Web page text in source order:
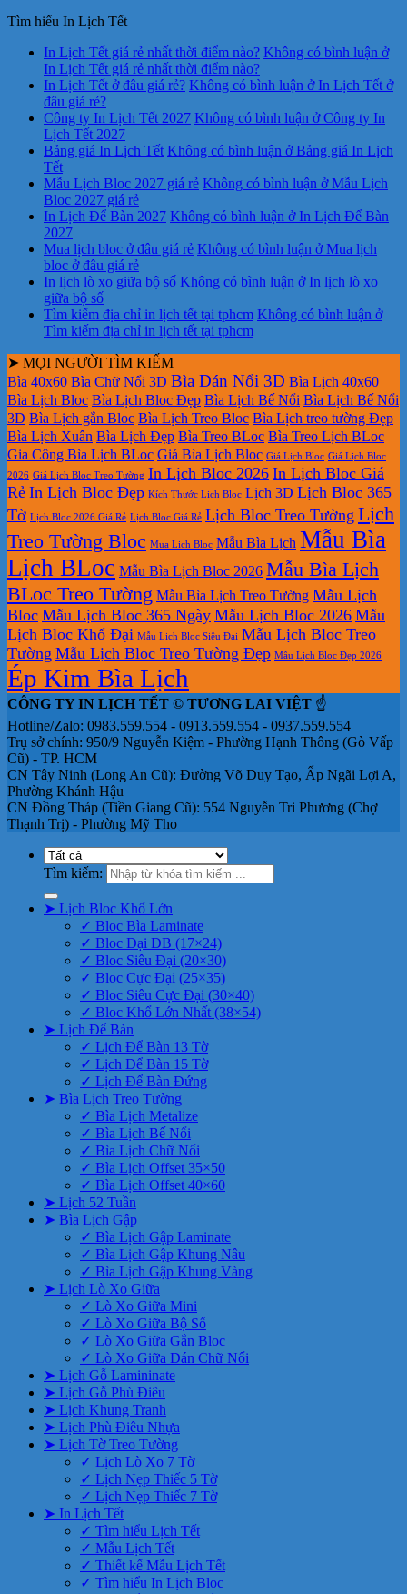
Tìm hiểu In Lịch Tết
In Lịch Tết giá rẻ nhất thời điểm nào? Không có bình luận ở
In Lịch Tết giá rẻ nhất thời điểm nào?
In Lịch Tết ở đâu giá rẻ? Không có bình luận ở In Lịch Tết ở
đâu giá rẻ?
Công ty In Lịch Tết 2027 Không có bình luận ở Công ty In
Lịch Tết 2027
Bảng giá In Lịch Tết Không có bình luận ở Bảng giá In Lịch
Tết
Mẫu Lịch Bloc 2027 giá rẻ Không có bình luận ở Mẫu Lịch
Bloc 2027 giá rẻ
In Lịch Để Bàn 2027 Không có bình luận ở In Lịch Để Bàn
2027
Mua lịch bloc ở đâu giá rẻ Không có bình luận ở Mua lịch
bloc ở đâu giá rẻ
In lịch lò xo giữa bộ số Không có bình luận ở In lịch lò xo
giữa bộ số
Tìm kiếm địa chỉ in lịch tết tại tphcm Không có bình luận ở
Tìm kiếm địa chỉ in lịch tết tại tphcm
➤ MỌI NGƯỜI TÌM KIẾM
Bìa 40x60 Bìa Chữ Nổi 3D Bìa Dán Nổi 3D Bìa Lịch 40x60
Bìa Lịch Bloc Bìa Lịch Bloc Đẹp Bìa Lịch Bế Nổi Bìa Lịch Bế Nổi
3D Bìa Lịch gắn Bloc Bìa Lịch Treo Bloc Bìa Lịch treo tường Đẹp
Bìa Lịch Xuân Bìa Lịch Đẹp Bìa Treo BLoc Bìa Treo Lịch BLoc
Gia Công Bìa Lịch BLoc Giá Bìa Lịch Bloc Giá Lịch Bloc Giá Lịch Bloc
2026 Giá Lịch Bloc Treo Tường In Lịch Bloc 2026 In Lịch Bloc Giá
Rẻ In Lịch Bloc Đẹp Kích Thước Lịch Bloc Lịch 3D Lịch Bloc 365
Tờ Lịch Bloc 2026 Giá Rẻ Lịch Bloc Giá Rẻ Lịch Bloc Treo Tường Lịch
Treo Tường Bloc Mua Lich Bloc Mẫu Bìa Lịch Mẫu Bìa
Lịch BLoc Mẫu Bìa Lịch Bloc 2026 Mẫu Bìa Lịch
BLoc Treo Tường Mẫu Bìa Lịch Treo Tường Mẫu Lịch
Bloc Mẫu Lịch Bloc 365 Ngày Mẫu Lịch Bloc 2026 Mẫu
Lịch Bloc Khổ Đại Mẫu Lịch Bloc Siêu Đại Mẫu Lịch Bloc Treo
Tường Mẫu Lịch Bloc Treo Tường Đẹp Mẫu Lịch Bloc Đẹp 2026
Ép Kim Bìa Lịch
CÔNG TY IN LỊCH TẾT © TƯƠNG LAI VIỆT ☝️
Hotline/Zalo: 0983.559.554 - 0913.559.554 - 0937.559.554
Trụ sở chính: 950/9 Nguyễn Kiệm - Phường Hạnh Thông (Gò Vấp
Cũ) - TP. HCM
CN Tây Ninh (Long An Cũ): Đường Võ Duy Tạo, Ấp Ngãi Lợi A,
Phường Khánh Hậu
CN Đồng Tháp (Tiền Giang Cũ): 554 Nguyễn Tri Phương (Chợ
Thạnh Trị) - Phường Mỹ Tho
Tìm kiếm:
➤ Lịch Bloc Khổ Lớn
✓ Bloc Bìa Laminate
✓ Bloc Đại ĐB (17×24)
✓ Bloc Siêu Đại (20×30)
✓ Bloc Cực Đại (25×35)
✓ Bloc Siêu Cực Đại (30×40)
✓ Bloc Khổ Lớn Nhất (38×54)
➤ Lịch Để Bàn
✓ Lịch Để Bàn 13 Tờ
✓ Lịch Để Bàn 15 Tờ
✓ Lịch Để Bàn Đứng
➤ Bìa Lịch Treo Tường
✓ Bìa Lịch Metalize
✓ Bìa Lịch Bế Nổi
✓ Bìa Lịch Chữ Nổi
✓ Bìa Lịch Offset 35×50
✓ Bìa Lịch Offset 40×60
➤ Lịch 52 Tuần
➤ Bìa Lịch Gập
✓ Bìa Lịch Gập Laminate
✓ Bìa Lịch Gập Khung Nâu
✓ Bìa Lịch Gập Khung Vàng
➤ Lịch Lò Xo Giữa
✓ Lò Xo Giữa Mini
✓ Lò Xo Giữa Bộ Số
✓ Lò Xo Giữa Gắn Bloc
✓ Lò Xo Giữa Dán Chữ Nổi
➤ Lịch Gỗ Lamininate
➤ Lịch Gỗ Phù Điêu
➤ Lịch Khung Tranh
➤ Lịch Phù Điêu Nhựa
➤ Lịch Tờ Treo Tường
✓ Lịch Lò Xo 7 Tờ
✓ Lịch Nẹp Thiếc 5 Tờ
✓ Lịch Nẹp Thiếc 7 Tờ
➤ In Lịch Tết
✓ Tìm hiểu Lịch Tết
✓ Mẫu Lịch Tết
✓ Thiết kế Mẫu Lịch Tết
✓ Tìm hiểu In Lịch Bloc